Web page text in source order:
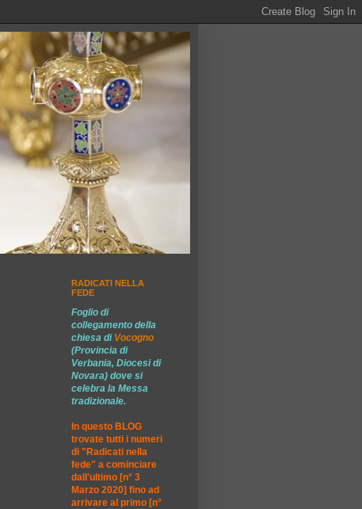
RADICATI NELLA
FEDE
Foglio di
collegamento della
chiesa di Vocogno
(Provincia di
Verbania, Diocesi di
Novara) dove si
celebra la Messa
tradizionale.
In questo BLOG
trovate tutti i numeri
di "Radicati nella
fede" a cominciare
dall'ultimo [n° 3
Marzo 2020] fino ad
arrivare al primo [n°